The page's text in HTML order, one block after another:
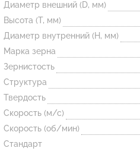
Огнеупорные
изделия
Скачать каталог
Тигель
Муфель
Черпак
Шербер
Диаметр внешний (D, мм)
Высота (T, мм)
Диаметр внутренний (H, мм)
Марка зерна
Зернистость
Структура
Твердость
Скорость (м/с)
Скорость (об/мин)
Стандарт